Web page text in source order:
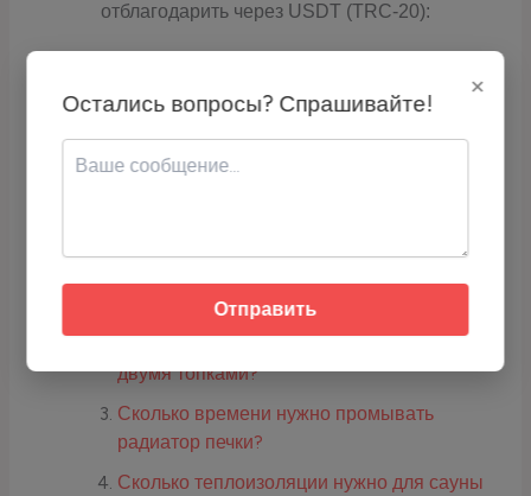
отблагодарить через USDT (TRC-20):
TCyyra9LZrQ4DvrScSqhoTR1TLYH2j6E
печенье в конвекционной печи?
двумя топками?
Сколько времени нужно промывать
радиатор печки?
Сколько теплоизоляции нужно для сауны
×
Остались вопросы? Спрашивайте!
Отправить